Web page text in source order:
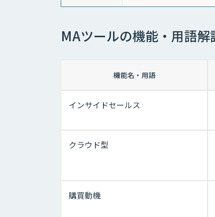
MAツールの機能・用語解
機能名・用語
インサイドセールス
クラウド型
購買動機